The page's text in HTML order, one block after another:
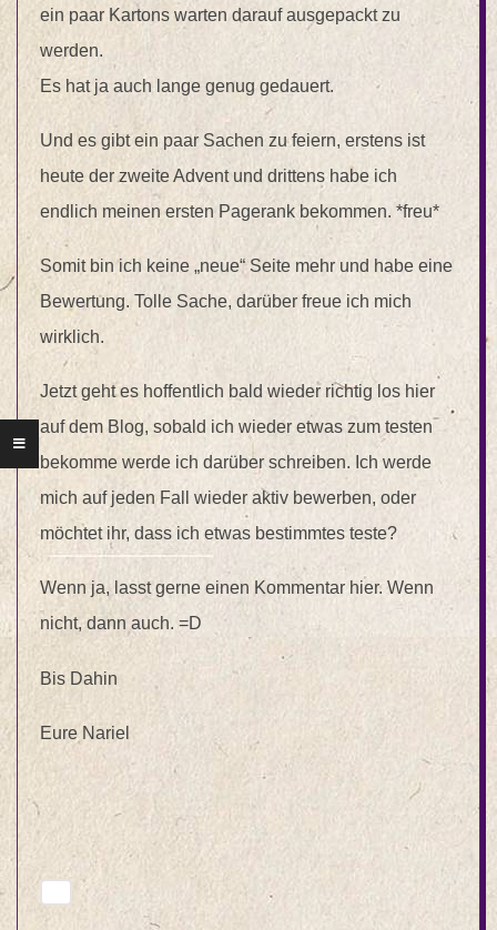
ein paar Kartons warten darauf ausgepackt zu
werden.
Es hat ja auch lange genug gedauert.
Und es gibt ein paar Sachen zu feiern, erstens ist
heute der zweite Advent und drittens habe ich
endlich meinen ersten Pagerank bekommen. *freu*
Somit bin ich keine „neue“ Seite mehr und habe eine
Bewertung. Tolle Sache, darüber freue ich mich
wirklich.
Jetzt geht es hoffentlich bald wieder richtig los hier
auf dem Blog, sobald ich wieder etwas zum testen
bekomme werde ich darüber schreiben. Ich werde
mich auf jeden Fall wieder aktiv bewerben, oder
möchtet ihr, dass ich etwas bestimmtes teste?
Wenn ja, lasst gerne einen Kommentar hier. Wenn
nicht, dann auch. =D
Bis Dahin
Eure Nariel